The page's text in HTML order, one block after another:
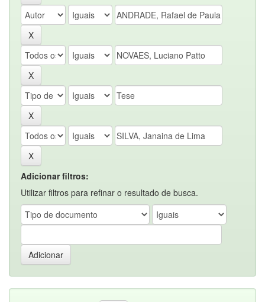
Adicionar filtros:
Utilizar filtros para refinar o resultado de busca.